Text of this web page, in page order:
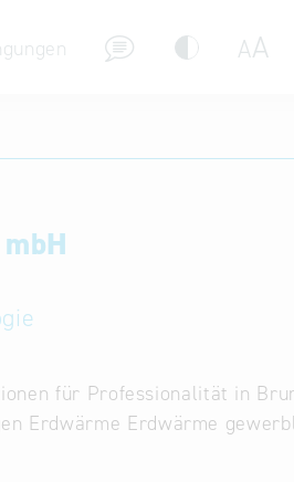
AA
Nutzungsbedingungen
für Professionalität in
Erdwärme Erdwärme